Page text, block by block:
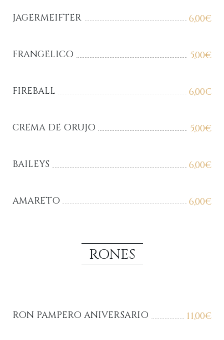
6,00€
JAGERMEIFTER
5,00€
FRANGELICO
6,00€
FIREBALL
5,00€
CREMA DE ORUJO
6,00€
BAILEYS
6,00€
AMARETO
RONES
11,00€
RON PAMPERO ANIVERSARIO